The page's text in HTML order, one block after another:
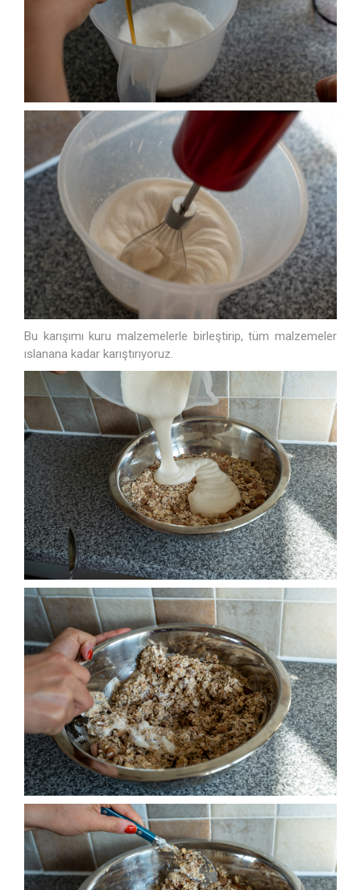
Bu karışımı kuru malzemelerle birleştirip, tüm malzemeler
ıslanana kadar karıştırıyoruz.